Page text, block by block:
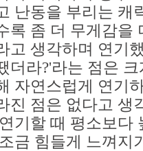
난동을 부리는 캐
록 좀 더 무게감을
고 생각하며 연기
더라?'라는 점은
자연스럽게 연기
진 점은 없다고 생
기할 때 평소보다
금 힘들게 느껴지